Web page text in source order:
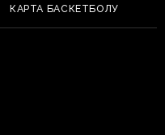
КАРТА БАСКЕТБОЛУ